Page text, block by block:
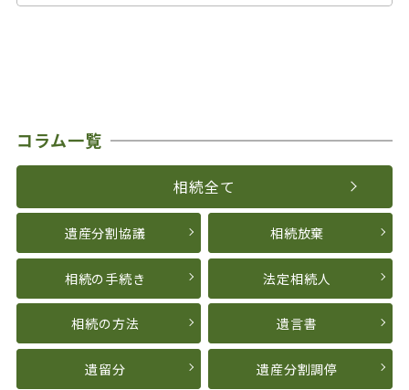
コラム一覧
相続全て
遺産分割協議 相続放棄
相続の手続き 法定相続人
相続の方法 遺言書
遺留分 遺産分割調停